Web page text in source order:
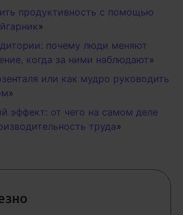
продуктивность с помощью
»
почему люди меняют
когда за ними наблюдают»
или как мудро руководить
»
эффект: от чего на самом деле
труда»